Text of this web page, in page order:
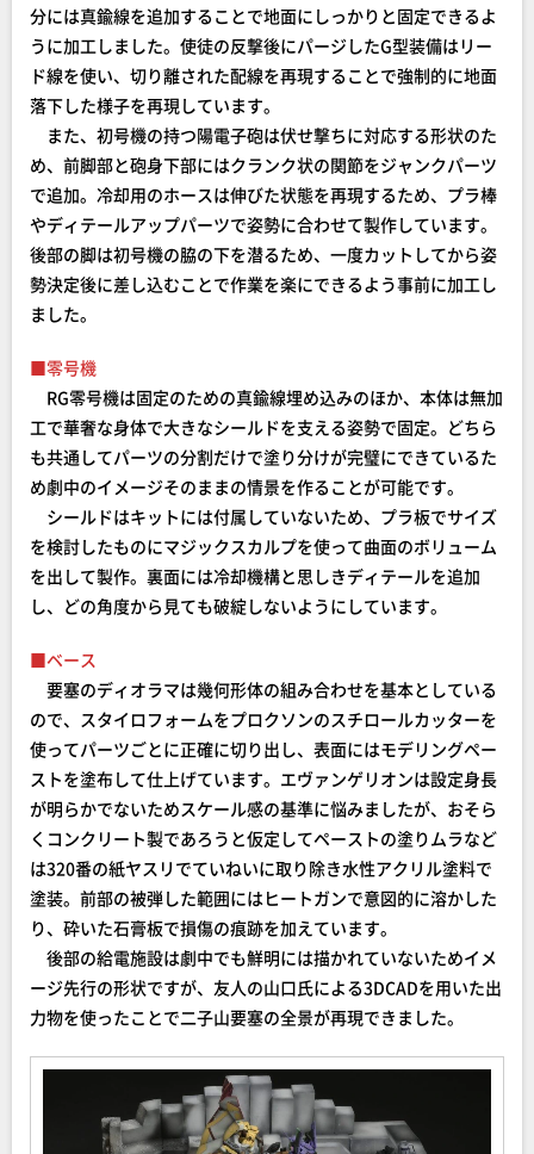
分には真鍮線を追加することで地面にしっかりと固定できるよ
うに加工しました。使徒の反撃後にパージしたG型装備はリー
ド線を使い、切り離された配線を再現することで強制的に地面
落下した様子を再現しています。
また、初号機の持つ陽電子砲は伏せ撃ちに対応する形状のた
め、前脚部と砲身下部にはクランク状の関節をジャンクパーツ
で追加。冷却用のホースは伸びた状態を再現するため、プラ棒
やディテールアップパーツで姿勢に合わせて製作しています。
後部の脚は初号機の脇の下を潜るため、一度カットしてから姿
勢決定後に差し込むことで作業を楽にできるよう事前に加工し
ました。
■零号機
RG零号機は固定のための真鍮線埋め込みのほか、本体は無加
工で華奢な身体で大きなシールドを支える姿勢で固定。どちら
も共通してパーツの分割だけで塗り分けが完璧にできているた
め劇中のイメージそのままの情景を作ることが可能です。
シールドはキットには付属していないため、プラ板でサイズ
を検討したものにマジックスカルプを使って曲面のボリューム
を出して製作。裏面には冷却機構と思しきディテールを追加
し、どの角度から見ても破綻しないようにしています。
■ベース
要塞のディオラマは幾何形体の組み合わせを基本としている
ので、スタイロフォームをプロクソンのスチロールカッターを
使ってパーツごとに正確に切り出し、表面にはモデリングペー
ストを塗布して仕上げています。エヴァンゲリオンは設定身長
が明らかでないためスケール感の基準に悩みましたが、おそら
くコンクリート製であろうと仮定してペーストの塗りムラなど
は320番の紙ヤスリでていねいに取り除き水性アクリル塗料で
塗装。前部の被弾した範囲にはヒートガンで意図的に溶かした
り、砕いた石膏板で損傷の痕跡を加えています。
後部の給電施設は劇中でも鮮明には描かれていないためイメ
ージ先行の形状ですが、友人の山口氏による3DCADを用いた出
力物を使ったことで二子山要塞の全景が再現できました。